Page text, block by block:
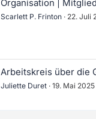
Organisation |
Scarlett P. Frinton 22. Juli
Juliette Duret 19. Mai 2025